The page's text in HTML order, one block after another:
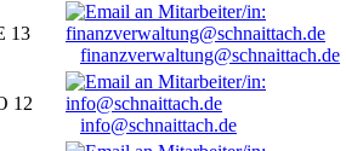
13
finanzverwaltung@schnaittach.de
12
info@schnaittach.de